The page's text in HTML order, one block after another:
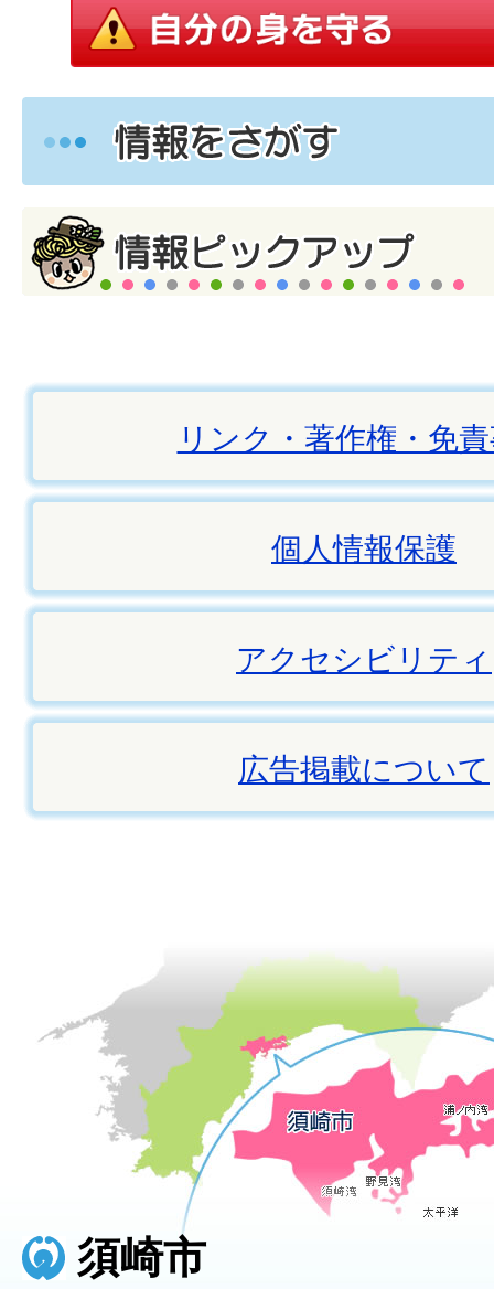
リンク・著作権・免
個人情報保護
アクセシビリティ
広告掲載について
須崎市